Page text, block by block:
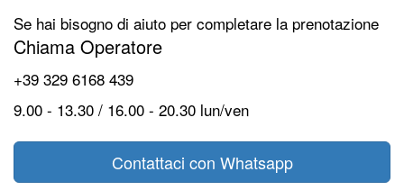
Se hai bisogno di aiuto per completare la prenotazione
Chiama Operatore
+39 329 6168 439
9.00 - 13.30 / 16.00 - 20.30 lun/ven
Contattaci con Whatsapp